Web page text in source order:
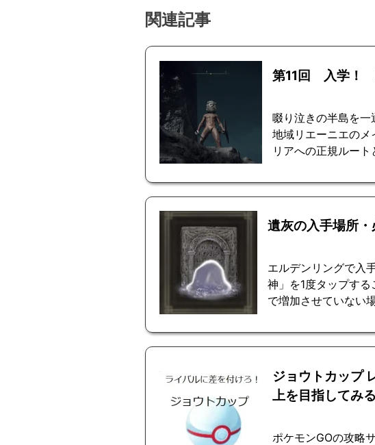
関連記事
第11回 入学！
啜り泣きの半島を
地域リエーニエの
リアへの正規ルー
遺灰の入手場所
エルデンリングで入
神」を1度タップす
で増加させていない
ジョウトカップ
上を目指してみる
ポケモンGOの攻略